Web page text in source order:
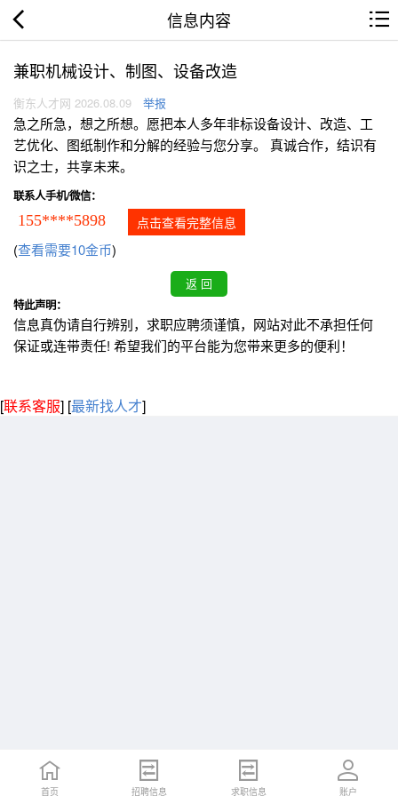
信息内容
兼职机械设计、制图、设备改造
衡东人才网 2026.08.09 举报
急之所急，想之所想。愿把本人多年非标设备设计、改造、工
艺优化、图纸制作和分解的经验与您分享。 真诚合作，结识有
识之士，共享未来。
联系人手机/微信：
155****5898 点击查看完整信息
(查看需要10金币)
特此声明：
信息真伪请自行辨别，求职应聘须谨慎，网站对此不承担任何
保证或连带责任! 希望我们的平台能为您带来更多的便利！
[联系客服] [最新找人才]
首页 招聘信息 求职信息 账户